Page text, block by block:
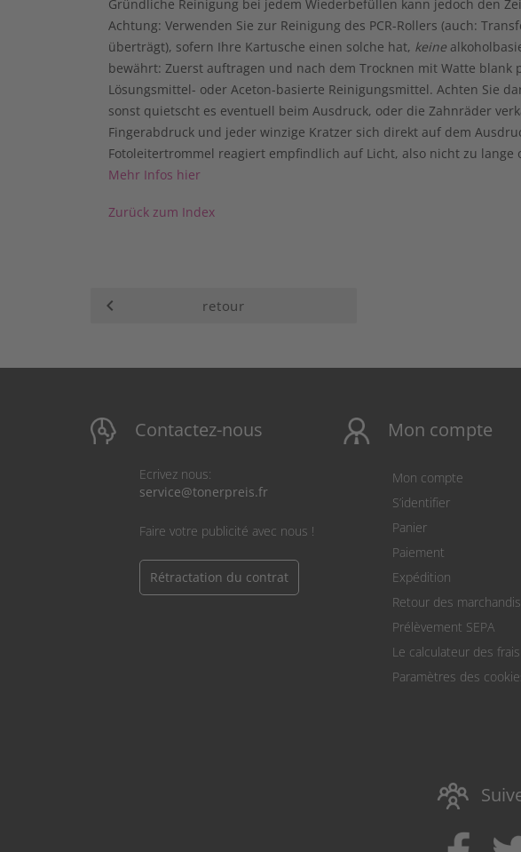
Gründliche Reinigung bei jedem Wiederbefüllen kann jedoch den
Achtung: Verwenden Sie zur Reinigung des PCR-Rollers (auch:
überträgt), sofern Ihre Kartusche einen solche hat, keine
bewährt: Zuerst auftragen und nach dem Trocknen mit Watte
Lösungsmittel- oder Aceton-basierte Reinigungsmittel. Achten Sie
sonst quietscht es eventuell beim Ausdruck, oder die Zahnräder
Fingerabdruck und jeder winzige Kratzer sich direkt auf dem
Fotoleitertrommel reagiert empfindlich auf Licht, also nicht zu lange
Mehr Infos hier
Zurück zum Index
retour
keyboard_arrow_left
Contactez-nous
Ecrivez nous:
service@tonerpreis.fr
Faire votre publicité avec nous !
Rétractation du contrat
Mon compte
Mon compte
S’identifier
Panier
Paiement
Expédition
Retour des
Prélèvement SEPA
Le calculateur des
Paramètres des